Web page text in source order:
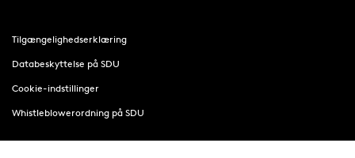
Tilgængelighedserklæring
Databeskyttelse på SDU
Cookie-indstillinger
Whistleblowerordning på SDU